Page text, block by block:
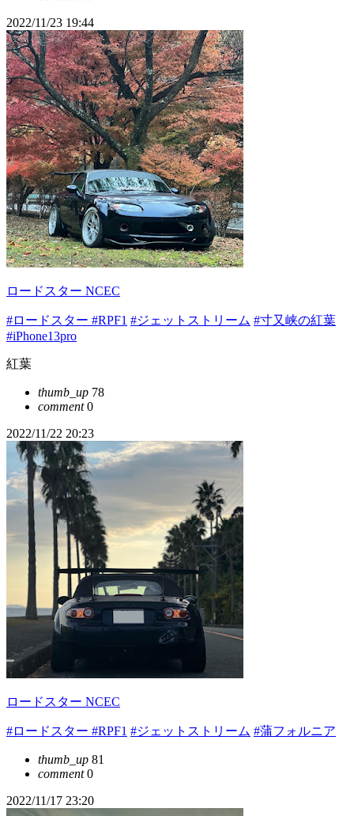
2022/11/23 19:44
ロードスター NCEC
#ロードスター #RPF1 #ジェットストリーム #寸又峡の紅葉
#iPhone13pro
紅葉
thumb_up 78
comment0
2022/11/22 20:23
ロードスター NCEC
#ロードスター #RPF1 #ジェットストリーム #蒲フォルニア
thumb_up 81
comment0
2022/11/17 23:20